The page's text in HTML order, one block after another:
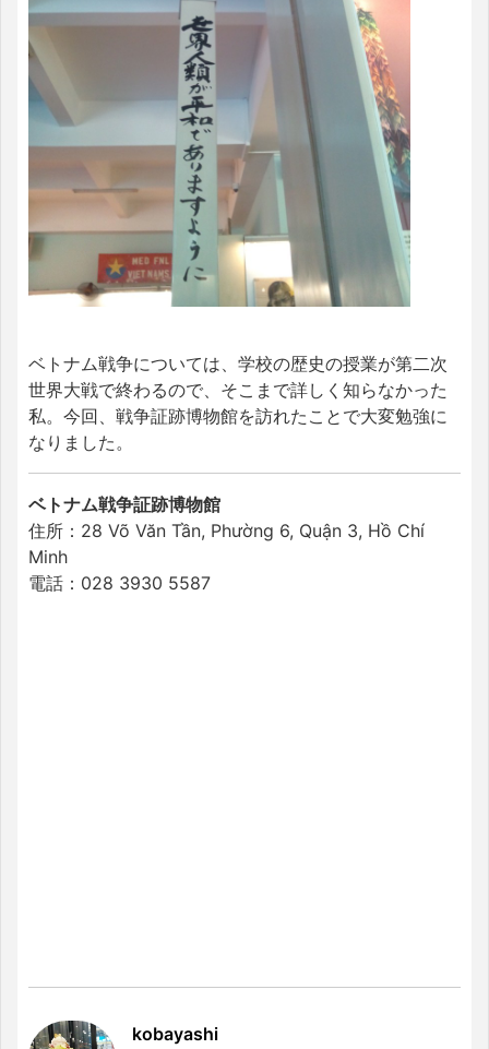
ベトナム戦争については、学校の歴史の授業が第二次
世界大戦で終わるので、そこまで詳しく知らなかった
私。今回、戦争証跡博物館を訪れたことで大変勉強に
なりました。
ベトナム戦争証跡博物館
住所：28 Võ Văn Tần, Phường 6, Quận 3, Hồ Chí
Minh
電話：028 3930 5587
kobayashi